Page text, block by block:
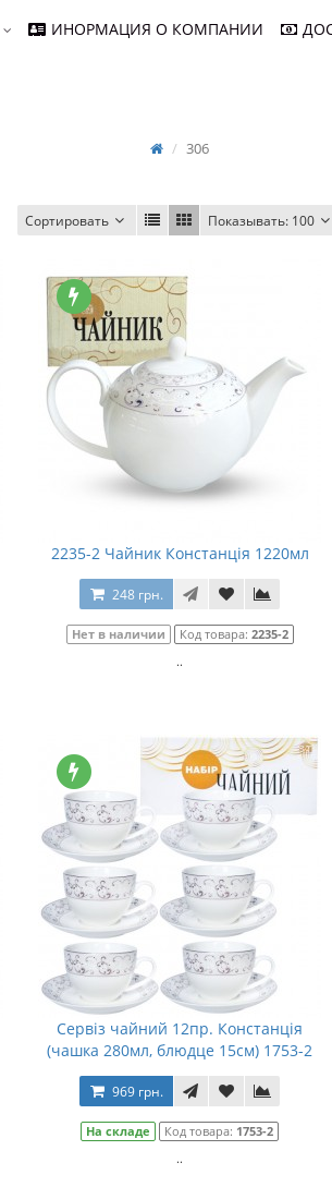
ИНОРМАЦИЯ О КОМПАНИИ
306
Сортировать Показывать: 100
2235-2 Чайник Констанція 1220мл
248 грн.
Нет в наличии Код товара: 2235-2
..
Сервіз чайний 12пр. Констанція
(чашка 280мл, блюдце 15см) 1753-2
969 грн.
На складе Код товара: 1753-2
..